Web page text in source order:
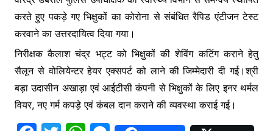
करते हुए पकड़े गए भिक्षुकों का कोरोना से संबंधित रैपिड एंटीजन टेस्ट
करवाने का उत्तरदायित्व दिया गया।
निरीक्षक कैलाश चंद्र भट्ट को भिक्षुकों की शेविंग कटिंग कराने हेतु
सैलून से वोलियेन्टर हेयर एक्सपर्ट को लाने की जिम्मेदारी दी गई।श्री
बड़ा उदासीन अखाड़ा एवं आईटीसी कंपनी से भिक्षुकों के लिए इनर थर्मल
वियर, नए गर्म कपड़े एवं कंबल दान कराने की व्यवस्था कराई गई।